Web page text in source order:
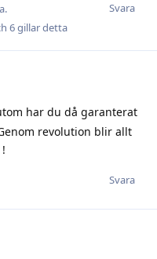
Svara
6gillar detta
har du då garanterat
revolution blir allt
Svara